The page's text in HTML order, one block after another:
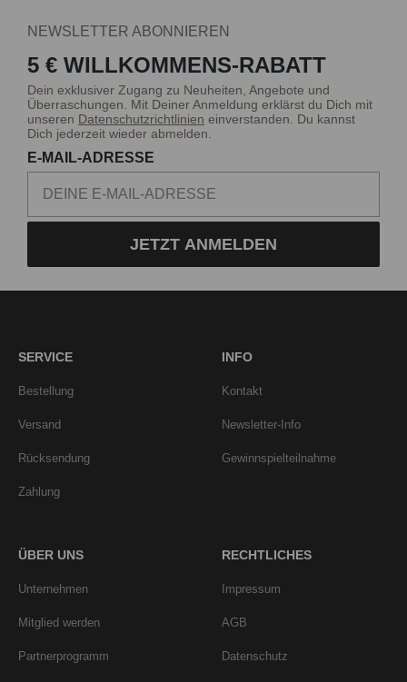
NEWSLETTER ABONNIEREN
5 € WILLKOMMENS-RABATT
Dein exklusiver Zugang zu Neuheiten, Angebote und
Überraschungen. Mit Deiner Anmeldung erklärst du Dich mit
unseren Datenschutzrichtlinien einverstanden. Du kannst
Dich jederzeit wieder abmelden.
E-MAIL-ADRESSE
JETZT ANMELDEN
SERVICE
Bestellung
Versand
Rücksendung
Zahlung
INFO
Kontakt
Newsletter-Info
Gewinnspielteilnahme
ÜBER UNS
Unternehmen
Mitglied werden
Partnerprogramm
RECHTLICHES
Impressum
AGB
Datenschutz